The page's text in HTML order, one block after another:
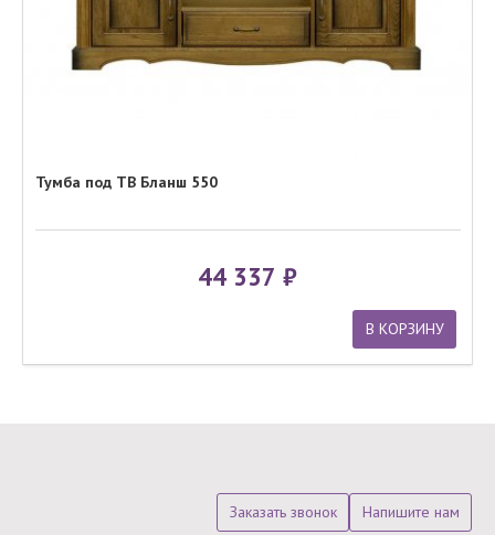
Тумба под ТВ Бланш 550
44 337
В КОРЗИНУ
Заказать звонок Напишите нам